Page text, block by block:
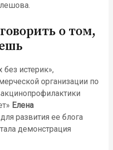
о том,
истерик»,
организации по
Елена
развития ее блога
демонстрация